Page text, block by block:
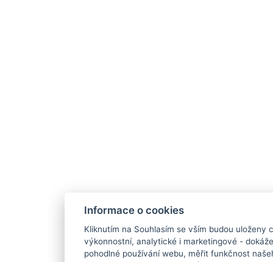
Informace o cookies
Kliknutím na Souhlasím se vším budou uloženy
výkonnostní, analytické i marketingové -
pohodlné používání webu, měřit funkčnost